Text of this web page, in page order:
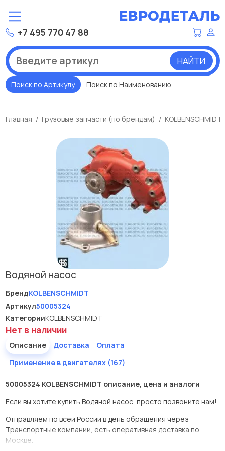
+7 495 770 47 88
НАЙТИ
Поиск по Артикулу Поиск по Наименованию
Главная Грузовые запчасти (по брендам) KOLBENSCHMIDT
Водяной насос
БрендKOLBENSCHMIDT
Артикул50005324
КатегорииKOLBENSCHMIDT
Нет в наличии
Описание Доставка
Оплата
Применение в двигателях (167)
50005324 KOLBENSCHMIDT описание, цена и аналоги
Если вы хотите купить Водяной насос, просто позвоните нам!
Отправляем по всей России в день обращения через
Транспортные компании, есть оперативная доставка по
Москве.